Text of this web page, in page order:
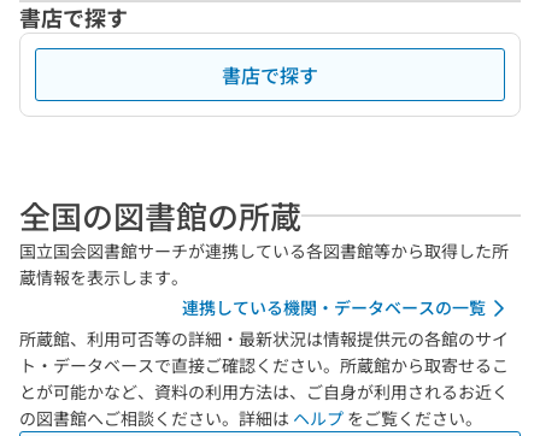
書店で探す
書店で探す
全国の図書館の所蔵
国立国会図書館サーチが連携している各図書館等から取得した所
蔵情報を表示します。
連携している機関・データベースの一覧
所蔵館、利用可否等の詳細・最新状況は情報提供元の各館のサイ
ト・データベースで直接ご確認ください。所蔵館から取寄せるこ
とが可能かなど、資料の利用方法は、ご自身が利用されるお近く
の図書館へご相談ください。詳細は ヘルプ をご覧ください。